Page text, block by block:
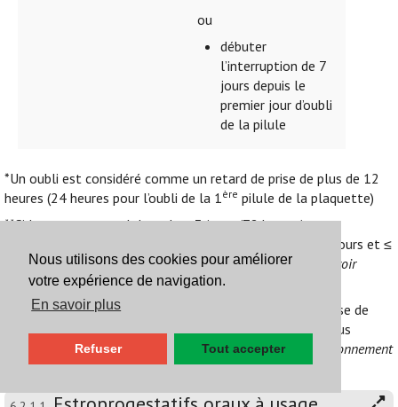
Nous utilisons des cookies pour améliorer
votre expérience de navigation.
En savoir plus
Refuser Tout accepter
ou
débuter
l’interruption de 7
jours depuis le
premier jour d’oubli
de la pilule
*Un oubli est considéré comme un retard de prise de plus de 12
heures (24 heures pour l’oubli de la 1ère pilule de la plaquette)
**Si le rapport sexuel date de ≤ 3 jours (72 heures):
lévonorgestrel 1,5 mg. Si le rapport sexuel date de > 3 jours et ≤
5 jours: DIU (ulipristal potentiellement moins efficace,
voir
Positionnement 6.2.4. Contraception d’urgence
En cas de vomissements dans les 3 heures suivant la prise de
lévonorgestrel, reprendre un nouveau comprimé. Pour plus
d’informations sur la contraception d’urgence,voir Positionnement
6.2.4. Contraception d’urgence